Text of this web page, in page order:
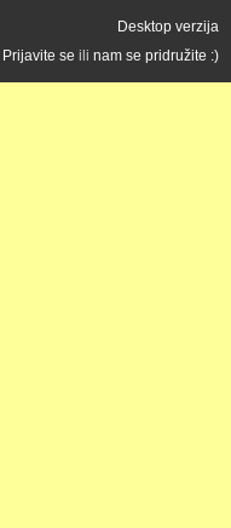
Desktop verzija
Prijavite se ili nam se pridružite :)